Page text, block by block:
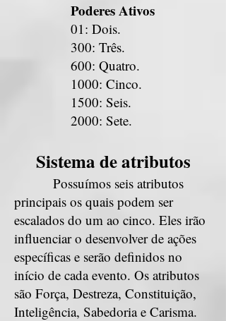
Poderes Ativos
01: Dois.
300: Três.
600: Quatro.
1000: Cinco.
1500: Seis.
2000: Sete.
Sistema de atributos
Possuímos seis atributos
principais os quais podem ser
escalados do um ao cinco. Eles irão
influenciar o desenvolver de ações
específicas e serão definidos no
início de cada evento. Os atributos
são Força, Destreza, Constituição,
Inteligência, Sabedoria e Carisma.